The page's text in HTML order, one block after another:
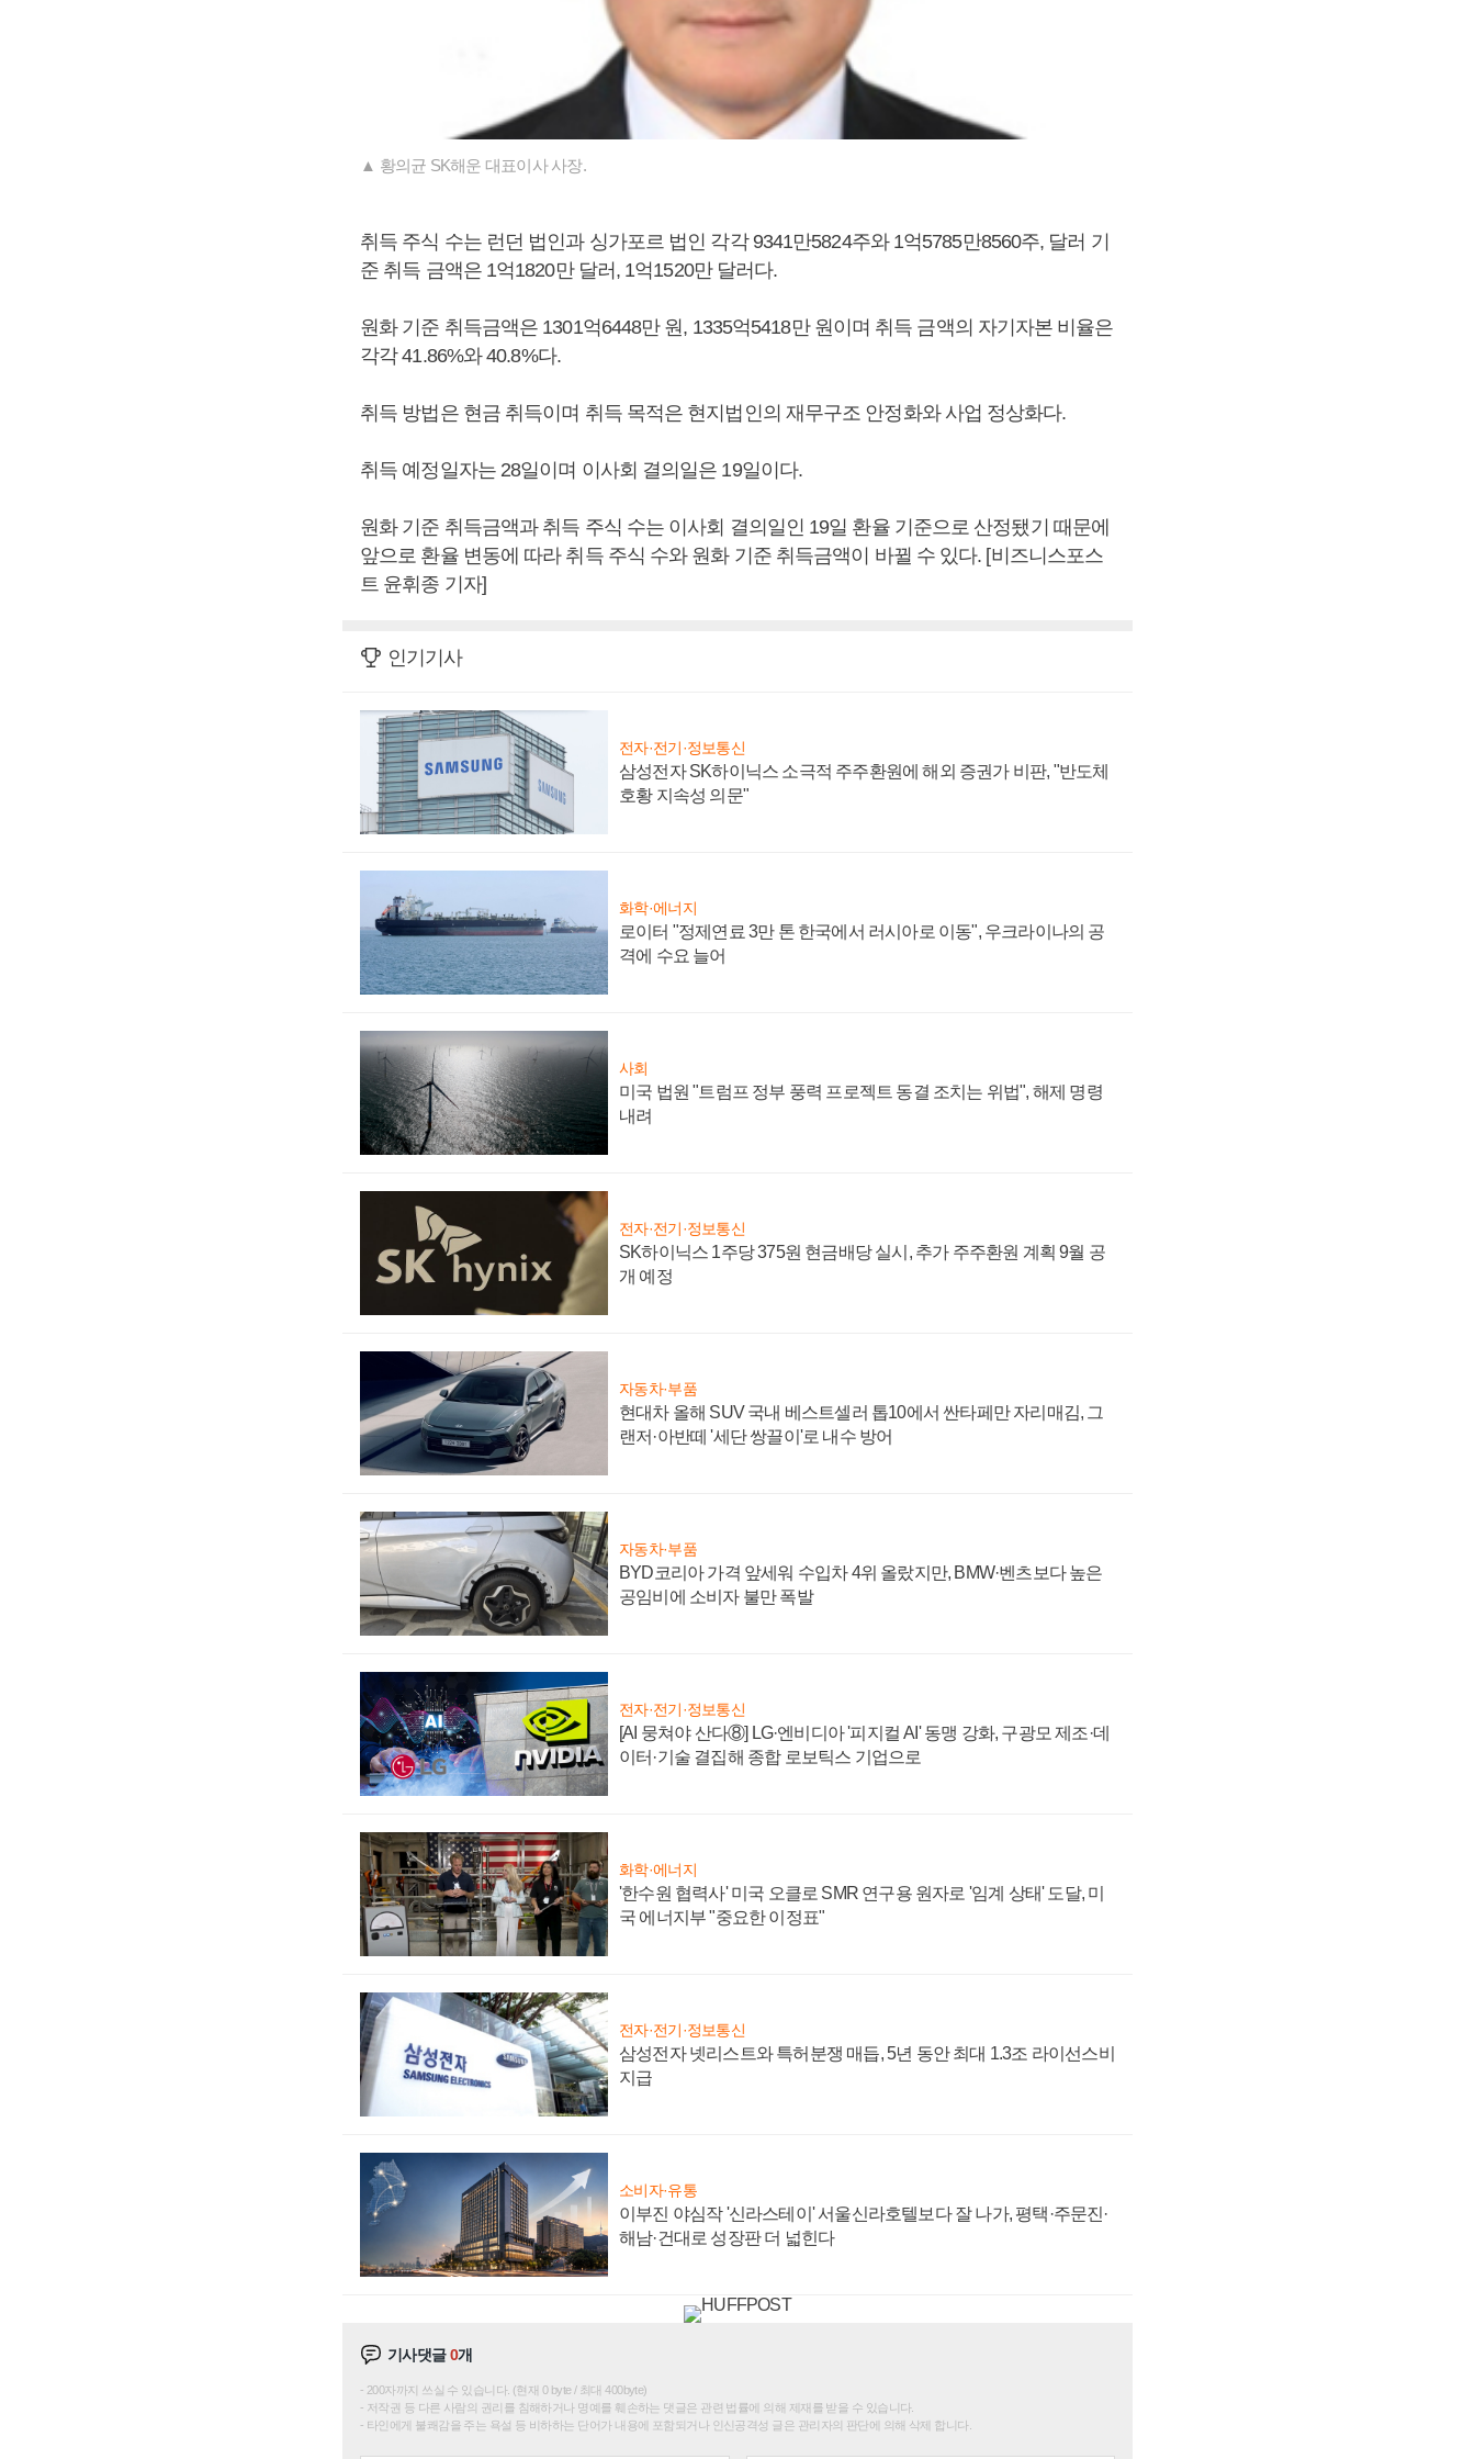
▲ 황의균 SK해운 대표이사 사장.
취득 주식 수는 런던 법인과 싱가포르 법인 각각 9341만5824주와 1억5785만8560주, 달러 기
준 취득 금액은 1억1820만 달러, 1억1520만 달러다.
원화 기준 취득금액은 1301억6448만 원, 1335억5418만 원이며 취득 금액의 자기자본 비율은
각각 41.86%와 40.8%다.
취득 방법은 현금 취득이며 취득 목적은 현지법인의 재무구조 안정화와 사업 정상화다.
취득 예정일자는 28일이며 이사회 결의일은 19일이다.
원화 기준 취득금액과 취득 주식 수는 이사회 결의일인 19일 환율 기준으로 산정됐기 때문에
앞으로 환율 변동에 따라 취득 주식 수와 원화 기준 취득금액이 바뀔 수 있다. [비즈니스포스
트 윤휘종 기자]
인기기사
전자·전기·정보통신
삼성전자 SK하이닉스 소극적 주주환원에 해외 증권가 비판, "반도체
호황 지속성 의문"
화학·에너지
로이터 "정제연료 3만 톤 한국에서 러시아로 이동", 우크라이나의 공
격에 수요 늘어
사회
미국 법원 "트럼프 정부 풍력 프로젝트 동결 조치는 위법", 해제 명령
내려
전자·전기·정보통신
SK하이닉스 1주당 375원 현금배당 실시, 추가 주주환원 계획 9월 공
개 예정
자동차·부품
현대차 올해 SUV 국내 베스트셀러 톱10에서 싼타페만 자리매김, 그
랜저·아반떼 '세단 쌍끌이'로 내수 방어
자동차·부품
BYD코리아 가격 앞세워 수입차 4위 올랐지만, BMW·벤츠보다 높은
공임비에 소비자 불만 폭발
전자·전기·정보통신
[AI 뭉쳐야 산다⑧] LG·엔비디아 '피지컬 AI' 동맹 강화, 구광모 제조·데
이터·기술 결집해 종합 로보틱스 기업으로
화학·에너지
'한수원 협력사' 미국 오클로 SMR 연구용 원자로 '임계 상태' 도달, 미
국 에너지부 "중요한 이정표"
전자·전기·정보통신
삼성전자 넷리스트와 특허분쟁 매듭, 5년 동안 최대 1.3조 라이선스비
지급
소비자·유통
이부진 야심작 '신라스테이' 서울신라호텔보다 잘 나가, 평택·주문진·
해남·건대로 성장판 더 넓힌다
기사댓글0개
200자까지 쓰실 수 있습니다. (현재 0 byte / 최대 400byte)
저작권 등 다른 사람의 권리를 침해하거나 명예를 훼손하는 댓글은 관련 법률에 의해 제재를 받을 수 있습니다.
타인에게 불쾌감을 주는 욕설 등 비하하는 단어가 내용에 포함되거나 인신공격성 글은 관리자의 판단에 의해 삭제 합니다.